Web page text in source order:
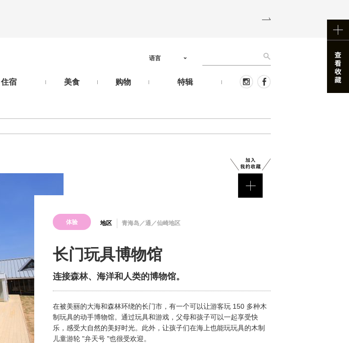
住宿 美食 购物 特辑
语言
体验 地区 青海岛／通／仙崎地区
长门玩具博物馆
连接森林、海洋和人类的博物馆。
在被美丽的大海和森林环绕的长门市，有一个可以让游客玩 150 多种木
制玩具的动手博物馆。通过玩具和游戏，父母和孩子可以一起享受快
乐，感受大自然的美好时光。此外，让孩子们在海上也能玩玩具的木制
儿童游轮 "弁天号 "也很受欢迎。